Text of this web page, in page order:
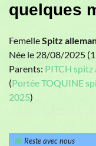
Reste avec nous
quelques
FemelleSpitz
Née le 28/08/2025
Parents: PITCH spitz
(Portée TOQUINE
2025)